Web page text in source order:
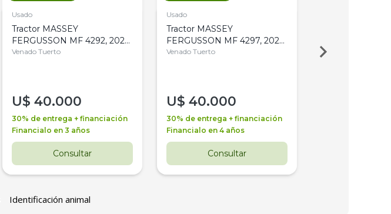
Usado
Tractor MASSEY
FERGUSSON MF 4292, 2020,
4WD, PATON
Venado Tuerto
U$ 40.000
30% de entrega + financiación
Financialo en 3 años
Consultar
Usado
Tractor MASSEY
FERGUSSON MF 4297, 2020,
4WD, PATON
Venado Tuerto
U$ 40.000
30% de entrega + financiación
Financialo en 4 años
Consultar
Venado Tuerto
Identificación animal